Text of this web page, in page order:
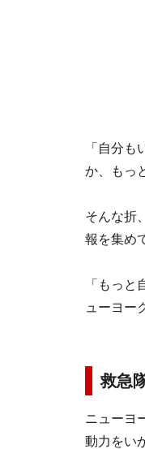
「自分
か、もっ
そんな折
報を集め
「もっ
ューヨー
救急
ニューヨ
動力をい